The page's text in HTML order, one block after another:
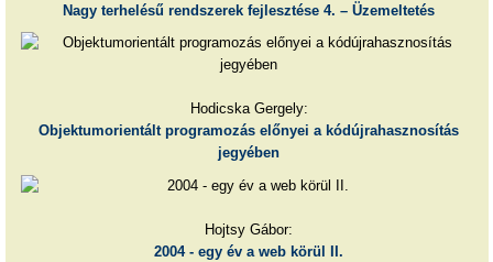
Nagy terhelésű rendszerek fejlesztése 4. – Üzemeltetés
Hodicska Gergely:
Objektumorientált programozás előnyei a kódújrahasznosítás
jegyében
Hojtsy Gábor:
2004 - egy év a web körül II.